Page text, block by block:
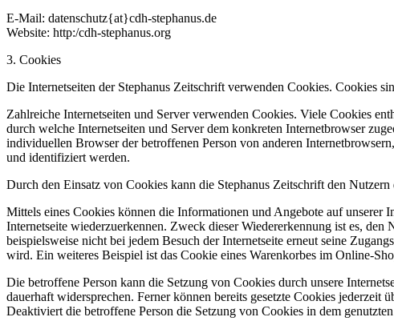
E-Mail: datenschutz{at}cdh-stephanus.de
Website: http:/cdh-stephanus.org
3. Cookies
Die Internetseiten der Stephanus Zeitschrift verwenden Cookies. Cookies
Zahlreiche Internetseiten und Server verwenden Cookies. Viele Cookies
durch welche Internetseiten und Server dem konkreten Internetbrowser
individuellen Browser der betroffenen Person von anderen
und identifiziert werden.
Durch den Einsatz von Cookies kann die Stephanus Zeitschrift den
Mittels eines Cookies können die Informationen und Angebote auf unserer
Internetseite wiederzuerkennen. Zweck dieser Wiedererkennung ist es,
beispielsweise nicht bei jedem Besuch der Internetseite erneut seine
wird. Ein weiteres Beispiel ist das Cookie eines Warenkorbes im Online-
Die betroffene Person kann die Setzung von Cookies durch unsere
dauerhaft widersprechen. Ferner können bereits gesetzte Cookies
Deaktiviert die betroffene Person die Setzung von Cookies in dem